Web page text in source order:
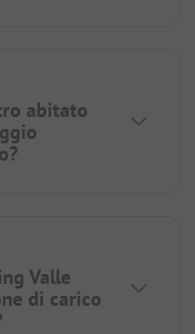
abitato
Valle
di carico